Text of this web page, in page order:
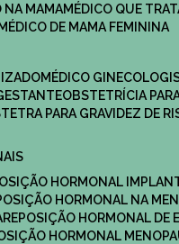
NA MAMA
MÉDICO QUE
MÉDICO DE MAMA FEMININA
MÉDICO
OBSTETRÍCIA
PARA GRAVIDEZ DE
HORMONAL
HORMONAL NA
REPOSIÇÃO HORMONAL DE
HORMONAL